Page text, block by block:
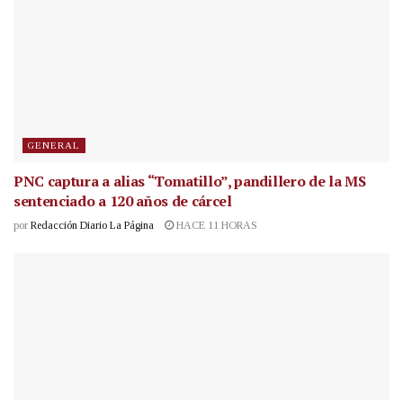
GENERAL
PNC captura a alias “Tomatillo”, pandillero de la MS
sentenciado a 120 años de cárcel
por Redacción Diario La Página HACE 11 HORAS